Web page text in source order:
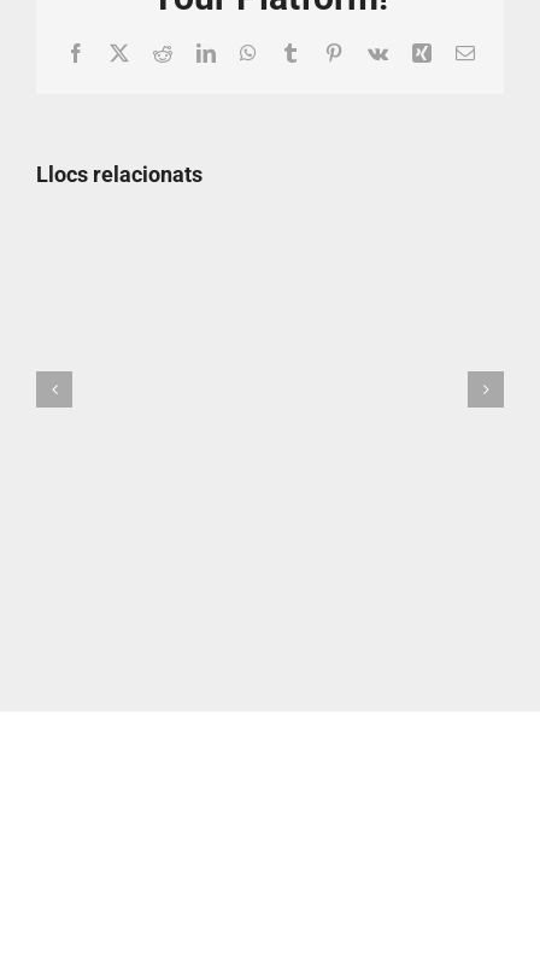
Facebook
X RedditLinkedInWhatsApp
TumblrPinterest
Vk Xing Email:
Llocs relacionats